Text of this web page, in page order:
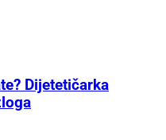
Dijetetičarka